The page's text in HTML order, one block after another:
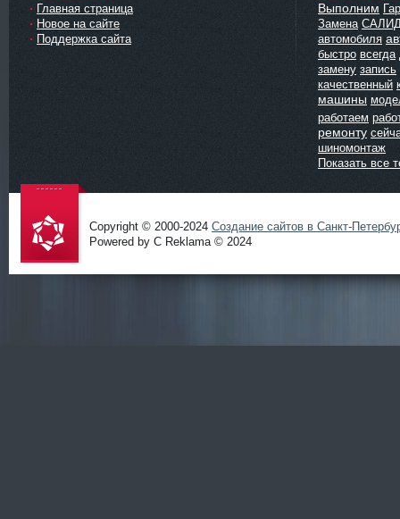
Главная страница
Новое на сайте
Поддержка сайта
Выполним
Замена
автомобиля
быстро всегда
замену запись
качественный
машины
работаем
ремонту
шиномонтаж
Показать все
Проект
Copyright © 2000-2024 Создание сайтов в Санкт-
Powered by C Reklama © 2024